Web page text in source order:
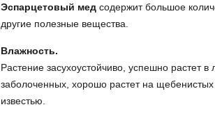
Эспарцетовый медсодержит большое
другие полезные вещества.
Влажность.
Растение засухоустойчиво, успешно растет
заболоченных, хорошо растет на
известью.